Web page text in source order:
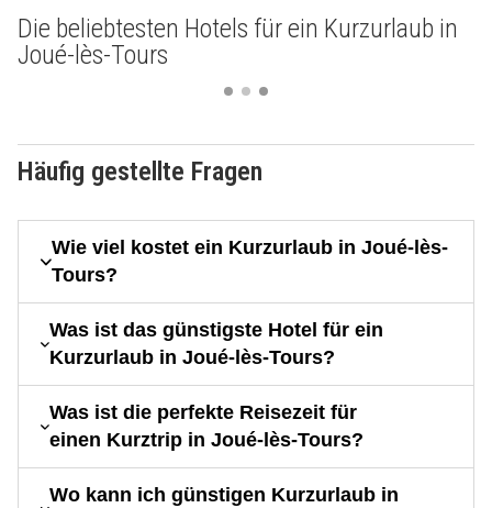
Die beliebtesten Hotels für ein Kurzurlaub in
Joué-lès-Tours
Häufig gestellte Fragen
Wie viel kostet ein Kurzurlaub in Joué-lès-
Tours?
Was ist das günstigste Hotel für ein
Kurzurlaub in Joué-lès-Tours?
Was ist die perfekte Reisezeit für
einen Kurztrip in Joué-lès-Tours?
Wo kann ich günstigen Kurzurlaub in